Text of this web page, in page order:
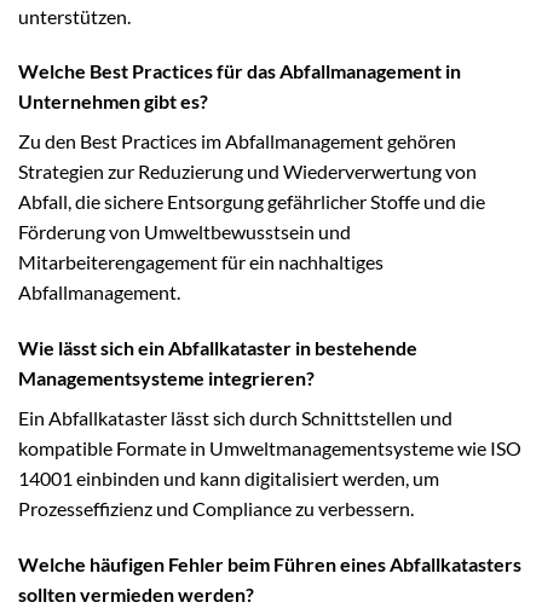
unterstützen.
Welche Best Practices für das Abfallmanagement in
Unternehmen gibt es?
Zu den Best Practices im Abfallmanagement gehören
Strategien zur Reduzierung und Wiederverwertung von
Abfall, die sichere Entsorgung gefährlicher Stoffe und die
Förderung von Umweltbewusstsein und
Mitarbeiterengagement für ein nachhaltiges
Abfallmanagement.
Wie lässt sich ein Abfallkataster in bestehende
Managementsysteme integrieren?
Ein Abfallkataster lässt sich durch Schnittstellen und
kompatible Formate in Umweltmanagementsysteme wie ISO
14001 einbinden und kann digitalisiert werden, um
Prozesseffizienz und Compliance zu verbessern.
Welche häufigen Fehler beim Führen eines Abfallkatasters
sollten vermieden werden?